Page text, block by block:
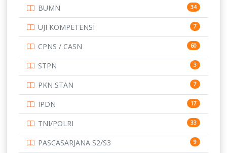
345
UNIVERSITAS AIRLANGGA 15
16
15
15
14
14
UNIVERSITAS CENDRAWASIH 14
BUMN 34
UJI KOMPETENSI 7
CPNS / CASN 60
STPN 3
PKN STAN 7
IPDN 17
TNI/POLRI 33
PASCASARJANA S2/S3 9